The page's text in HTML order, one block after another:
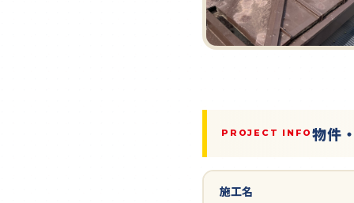
PROJECT INFO物件
施工名